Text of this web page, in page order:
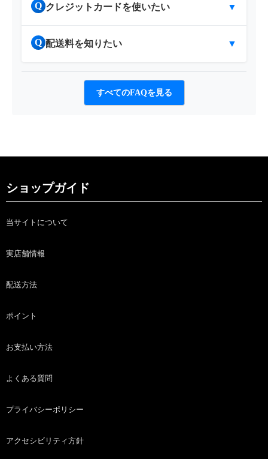
Q クレジットカードを使いたい ▼
Q 配送料を知りたい ▼
すべてのFAQを見る
ショップガイド
当サイトについて
実店舗情報
配送方法
ポイント
お支払い方法
よくある質問
プライバシーポリシー
アクセシビリティ方針